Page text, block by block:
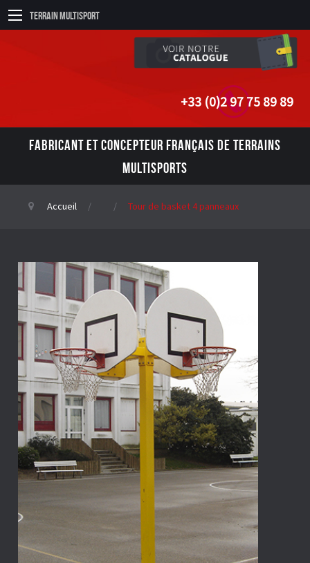
Terrain Multisport
+33 (0)2 97 75 89 89
FABRICANT ET CONCEPTEUR FRANÇAIS DE TERRAINS
MULTISPORTS
Accueil Tour de basket 4 panneaux